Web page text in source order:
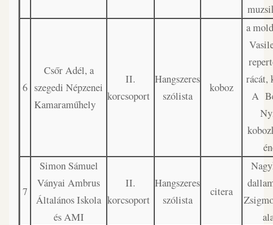
6
Csőr Adél, a
szegedi Népzenei
Kamaraműhely
II.
korcsoport
Hangszeres
szólista
koboz
a
rácát,
A
7
Simon Sámuel
Ványai Ambrus
Általános Iskola
és AMI
II.
korcsoport
Hangszeres
szólista
citera